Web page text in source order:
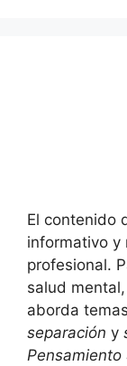
El contenido
informativo y
profesional.
salud
aborda
separación y
Pensamiento